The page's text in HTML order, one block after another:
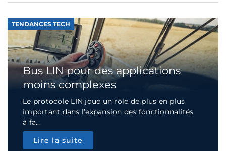
TENDANCES TECH
Bus LIN pour des applications
moins complexes
Le protocole LIN joue un rôle de plus en plus
important dans l’expansion des fonctionnalités
à fa...
Lire la suite